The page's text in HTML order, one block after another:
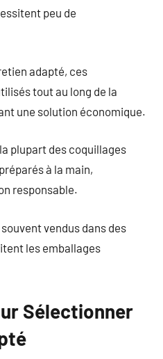
peu de
adapté, ces
tout au long de la
une solution économique.
plupart des coquillages
à la main,
responsable.
vendus dans des
les emballages
Sélectionner